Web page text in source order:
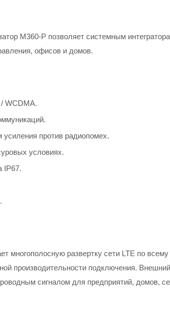
M360-P позволяет системным
офисов и домов.
WCDMA.
против радиопомех.
условиях.
IP67.
развертку сети LTE по
производительности подключения.
сигналом для предприятий, домов,